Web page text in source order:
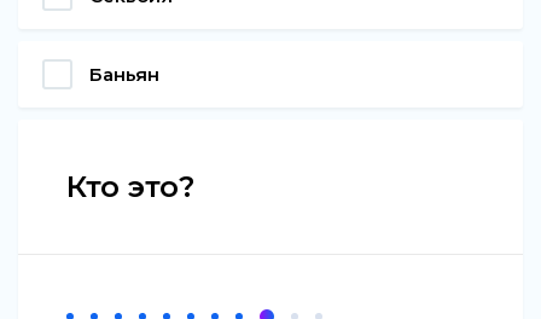
Баньян
Кто это?